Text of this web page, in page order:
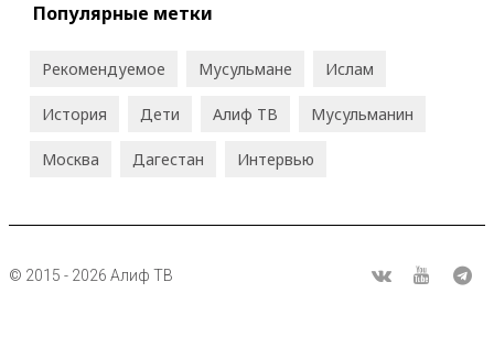
Популярные метки
Рекомендуемое Мусульмане Ислам
История Дети Алиф ТВ Мусульманин
Москва Дагестан Интервью
© 2015 - 2026 Алиф ТВ